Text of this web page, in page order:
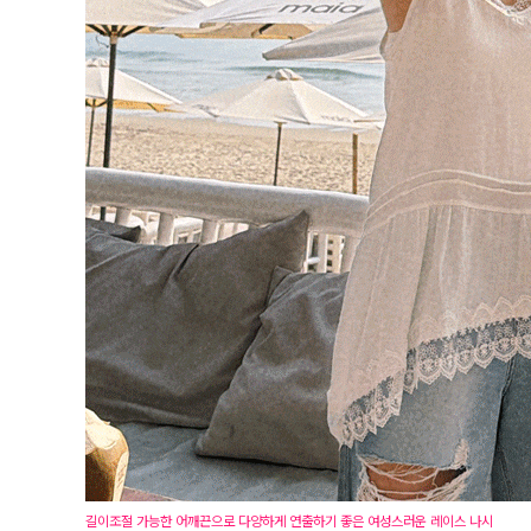
길이조절 가능한 어깨끈으로 다양하게 연출하기 좋은 여성스러운 레이스 나시